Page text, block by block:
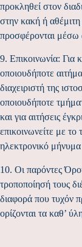
προκληθεί στον
στην κακή ή
προσφέρονται μέσω
9. Επικοινωνία: Για
οποιουδήποτε
διαχειριστή της
οποιουδήποτε
και για αιτήσεις
επικοινωνείτε με
ηλεκτρονικό
10. Οι παρόντες
τροποποίησή τους
διαφορά που τυχόν
ορίζονται τα καθ’